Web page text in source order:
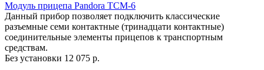
Модуль прицепа Pandora TCM-6
Данный прибор позволяет подключить классические
разъемные семи контактные (тринадцати контактные)
соединительные элементы прицепов к транспортным
средствам.
Без установки 12 075 р.